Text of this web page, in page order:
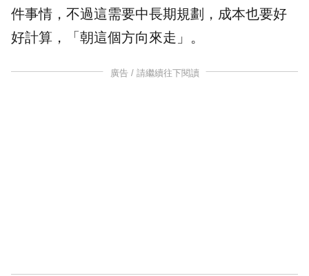
件事情，不過這需要中長期規劃，成本也要好
好計算，「朝這個方向來走」。
廣告 / 請繼續往下閱讀